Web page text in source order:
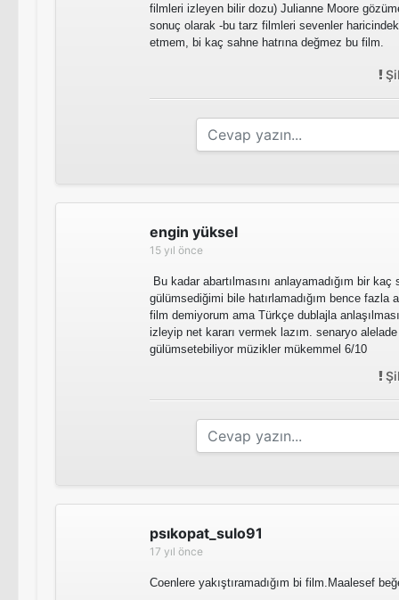
filmleri izleyen bilir dozu) Julianne Moore
sonuç olarak -bu tarz filmleri sevenler
etmem, bi kaç sahne hatrına değmez bu film.
engin yüksel
15 yıl önce
Bu kadar abartılmasını anlayamadığım bir kaç
gülümsediğimi bile hatırlamadığım bence fazla
film demiyorum ama Türkçe dublajla
izleyip net kararı vermek lazım. senaryo
gülümsetebiliyor müzikler mükemmel 6/10
psıkopat_sulo91
17 yıl önce
Coenlere yakıştıramadığım bi film.Maalesef